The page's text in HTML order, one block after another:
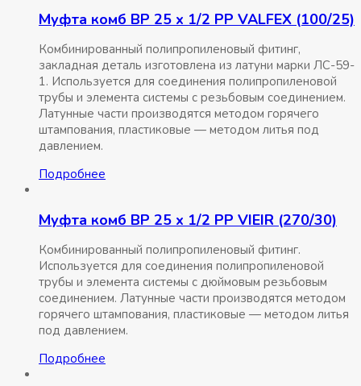
Муфта комб ВР 25 x 1/2 РР VALFEX (100/25)
Комбинированный полипропиленовый фитинг,
закладная деталь изготовлена из латуни марки ЛС-59-
1. Используется для соединения полипропиленовой
трубы и элемента системы с резьбовым соединением.
Латунные части производятся методом горячего
штампования, пластиковые — методом литья под
давлением.
Подробнее
Муфта комб ВР 25 x 1/2 РР VIEIR (270/30)
Комбинированный полипропиленовый фитинг.
Используется для соединения полипропиленовой
трубы и элемента системы с дюймовым резьбовым
соединением. Латунные части производятся методом
горячего штампования, пластиковые — методом литья
под давлением.
Подробнее